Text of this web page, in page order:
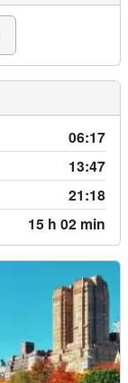
06:17
13:47
21:18
15 h 02 min